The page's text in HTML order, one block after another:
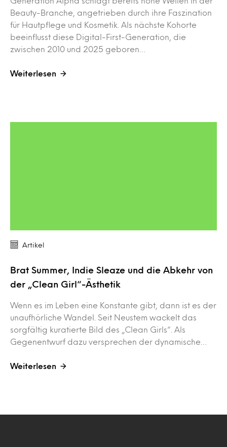
Beauty-Branche, angetrieben durch ihre Faszination
für Hautpflege und Kosmetik. Als nächste Kohorte
beeinflusst diese Digital-First-Generation, die
zwischen 2010 und 2025 geboren…
Weiterlesen
Artikel
Brat Summer, Indie Sleaze und die Abkehr von
der „Clean Girl“-Ästhetik
Wenn es im Leben eine Konstante gibt, dann ist es der
unaufhörliche Wandel. Seit Neustem wackelt das
sorgfältig kuratierte Bild des „Clean Girls“. Als
Gegenentwurf dazu versprechen der dynamische…
Weiterlesen